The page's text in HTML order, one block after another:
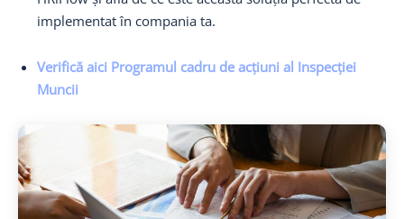
implementat în compania ta.
Verifică aici Programul cadru de acțiuni al Inspecției
Muncii